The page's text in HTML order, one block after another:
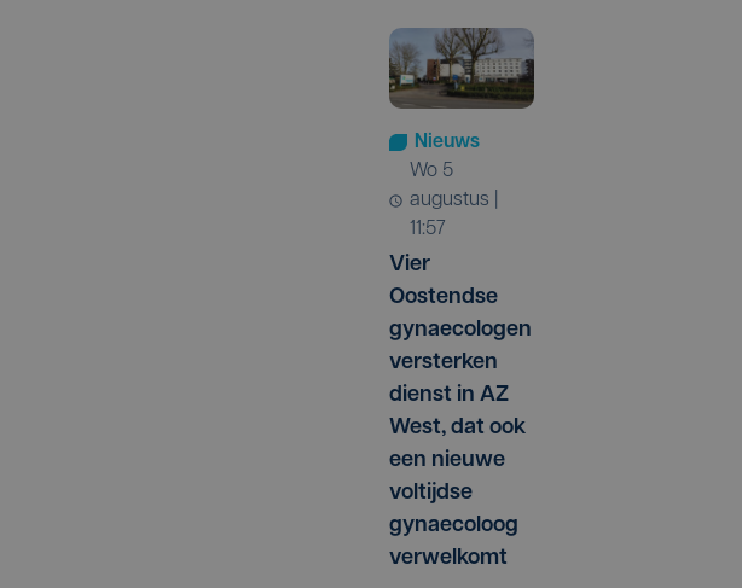
Nieuws
wo 5
augustus |
11:57
Vier
Oostendse
gynaecologen
versterken
dienst in AZ
West, dat ook
een nieuwe
voltijdse
gynaecoloog
verwelkomt